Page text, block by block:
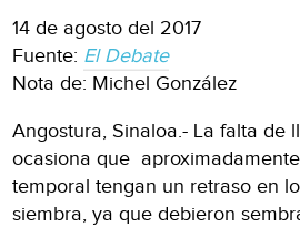
14 de agosto del 2017
Fuente: El Debate
Nota de: Michel González
Angostura, Sinaloa.- La falta de
ocasiona que
temporal tengan un retraso en
siembra, ya que debieron